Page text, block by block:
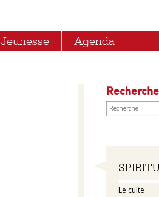
Jeunesse Agenda
Recherche
Le culte